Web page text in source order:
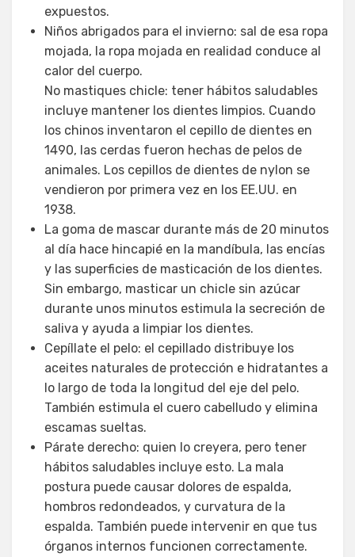
expuestos.
Niños abrigados para el invierno: sal de esa ropa
mojada, la ropa mojada en realidad conduce al
calor del cuerpo.
No mastiques chicle: tener hábitos saludables
incluye mantener los dientes limpios. Cuando
los chinos inventaron el cepillo de dientes en
1490, las cerdas fueron hechas de pelos de
animales. Los cepillos de dientes de nylon se
vendieron por primera vez en los EE.UU. en
1938.
La goma de mascar durante más de 20 minutos
al día hace hincapié en la mandíbula, las encías
y las superficies de masticación de los dientes.
Sin embargo, masticar un chicle sin azúcar
durante unos minutos estimula la secreción de
saliva y ayuda a limpiar los dientes.
Cepíllate el pelo: el cepillado distribuye los
aceites naturales de protección e hidratantes a
lo largo de toda la longitud del eje del pelo.
También estimula el cuero cabelludo y elimina
escamas sueltas.
Párate derecho: quien lo creyera, pero tener
hábitos saludables incluye esto. La mala
postura puede causar dolores de espalda,
hombros redondeados, y curvatura de la
espalda. También puede intervenir en que tus
órganos internos funcionen correctamente.